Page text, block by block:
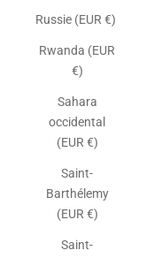
Russie (EUR €)
Rwanda (EUR
€)
Sahara
occidental
(EUR €)
Saint-
Barthélemy
(EUR €)
Saint-